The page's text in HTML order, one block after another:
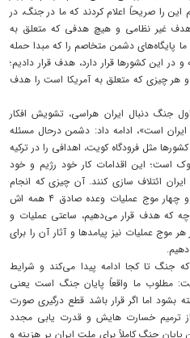
را صریحاً اعلام کردند که ما در جنگ، در
غیر نظامی و هیچ هدفی که متعلق به
پایگاه‌های دشمن متخاصم را که مبدا حمله
این کشورها قرار دارد، هدف قرار دادیم؛
و هر چیزی که متعلق به آمریکا است را هدف
جنگ دنبال ایران هراسی، تشویش افکار
است»، ادامه داد: دشمن درحال مسئله
مثل فرودگاه کویت، اهدافی را در ترکیه
است؛ این اقدامات کار خود رژیم و خود
ایران ائتلاف سازی کنند. آن چیزی که انجام
دادیم و انجام می‌دهیم به عنوان پنجاه و چهار موج عملیات وعده صادق ۴ همه اش
که هدف قرار می‌دهیم، ساعتی عملیات و
عملیات نیز پیامدها و آثار آن را برای
جنگ تا کجا ادامه پیدا می‌کند و شرایط
مطلوب ما واقعاً پایان جنگ است یعنی
بشود اما اگر قرار باشد قطع درگیری صورت
ترمیم خسارت هایش و قدرت یابی مجدد
جنگ کاملاً برای ملت ایران پر هزینه و